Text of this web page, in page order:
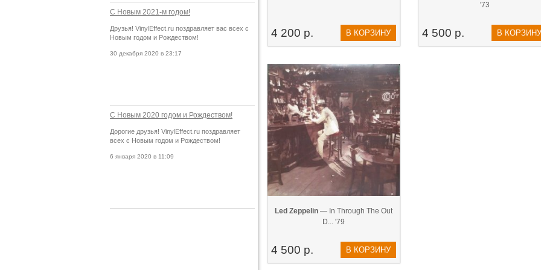
С Новым 2021-м годом!
Друзья! VinylEffect.ru поздравляет вас всех с
Новым годом и Рождеством!
30 декабря 2020 в 23:17
С Новым 2020 годом и Рождеством!
Дорогие друзья! VinylEffect.ru поздравляет
всех с Новым годом и Рождеством!
6 января 2020 в 11:09
4 200 р. В КОРЗИНУ
'73
4 500 р. В КОРЗИНУ
Led Zeppelin — In Through The Out
D... '79
4 500 р. В КОРЗИНУ